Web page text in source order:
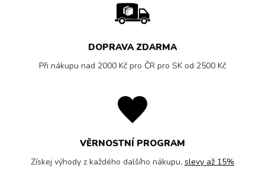
DOPRAVA ZDARMA
Při nákupu nad 2000 Kč pro ČR pro SK od 2500 Kč
VĚRNOSTNÍ PROGRAM
Získej výhody z každého dalšího nákupu, slevy až 15%